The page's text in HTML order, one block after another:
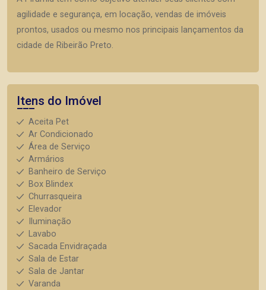
agilidade e segurança, em locação, vendas de imóveis
prontos, usados ou mesmo nos principais lançamentos da
cidade de Ribeirão Preto.
Itens do Imóvel
Aceita Pet
Ar Condicionado
Área de Serviço
Armários
Banheiro de Serviço
Box Blindex
Churrasqueira
Elevador
Iluminação
Lavabo
Sacada Envidraçada
Sala de Estar
Sala de Jantar
Varanda